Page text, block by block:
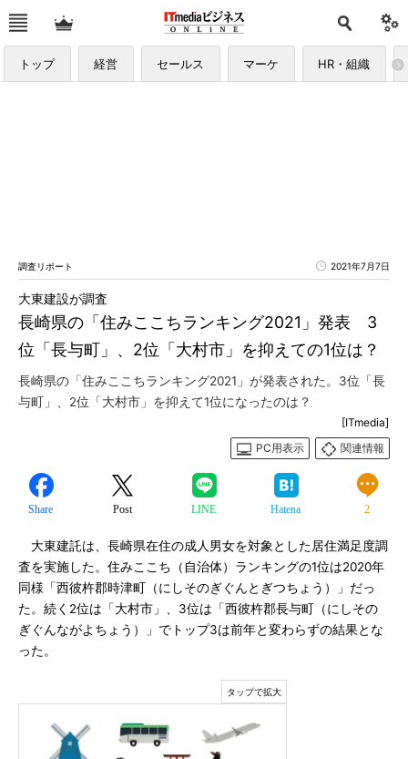
トップ 経営 セールス マーケ HR・組織
調査リポート 2021年7月7日
長崎県の「住みここちランキング2021」発表 3
位「長与町」、2位「大村市」を抑えての1位は？
大東建設が調査
長崎県の「住みここちランキング2021」が発表された。3位「長
与町」、2位「大村市」を抑えて1位になったのは？
[ITmedia]
PC用表示
関連情報
Share Post LINE Hatena 2
大東建託は、長崎県在住の成人男女を対象とした居住満足度調
査を実施した。住みここち（自治体）ランキングの1位は2020年
同様「西彼杵郡時津町（にしそのぎぐんとぎつちょう）」だっ
た。続く2位は「大村市」、3位は「西彼杵郡長与町（にしその
ぎぐんながよちょう）」でトップ3は前年と変わらずの結果とな
った。